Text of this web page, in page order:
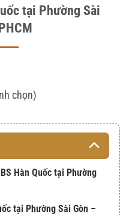
tại Phường Sài
chọn)
Hàn Quốc tại Phường
tại Phường Sài Gòn –